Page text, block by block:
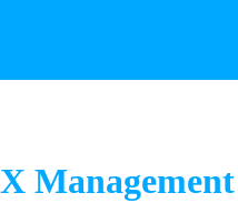
Management